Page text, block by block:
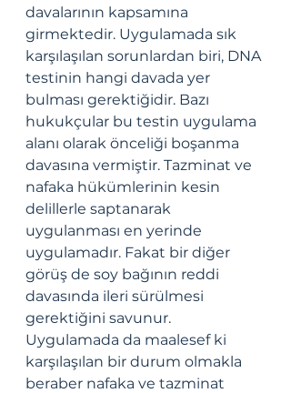
davalarının kapsamına
girmektedir. Uygulamada sık
karşılaşılan sorunlardan biri, DNA
testinin hangi davada yer
bulması gerektiğidir. Bazı
hukukçular bu testin uygulama
alanı olarak önceliği boşanma
davasına vermiştir. Tazminat ve
nafaka hükümlerinin kesin
delillerle saptanarak
uygulanması en yerinde
uygulamadır. Fakat bir diğer
görüş de soy bağının reddi
davasında ileri sürülmesi
gerektiğini savunur.
Uygulamada da maalesef ki
karşılaşılan bir durum olmakla
beraber nafaka ve tazminat